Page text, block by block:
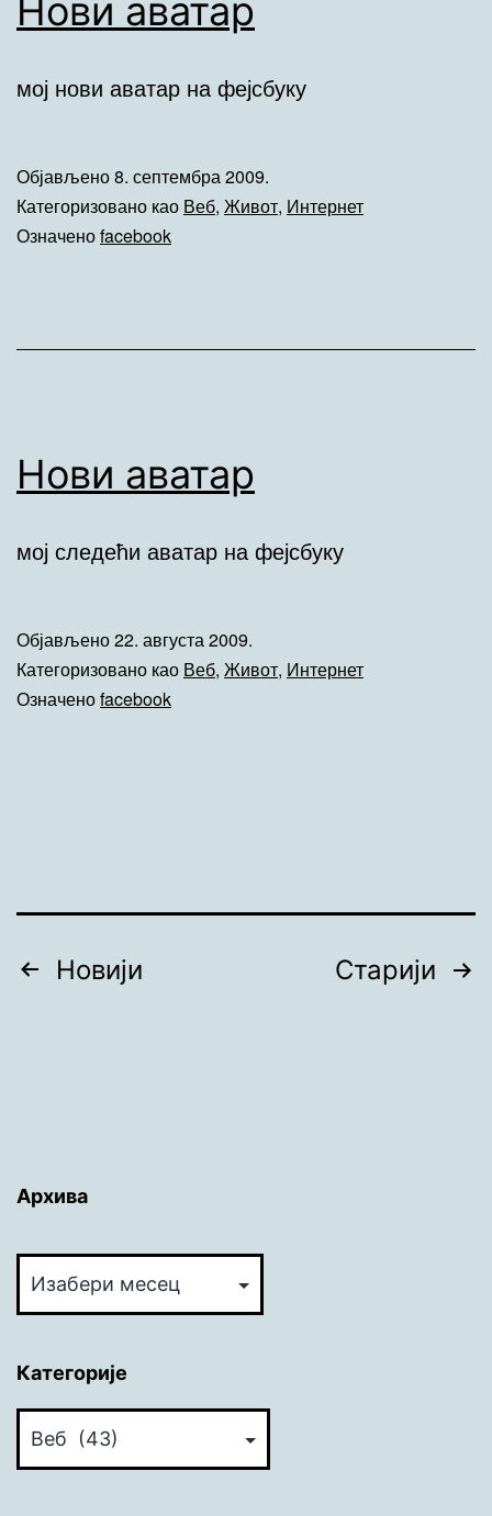
Нови аватар
мој нови аватар на фејсбуку
Објављено8. септембра 2009.
Категоризовано као Веб, Живот, Интернет
Означеноfacebook
Нови аватар
мој следећи аватар на фејсбуку
Објављено22. августа 2009.
Категоризовано као Веб, Живот, Интернет
Означеноfacebook
Кретање
Новији Старији
Архива
Категорије
Категорије